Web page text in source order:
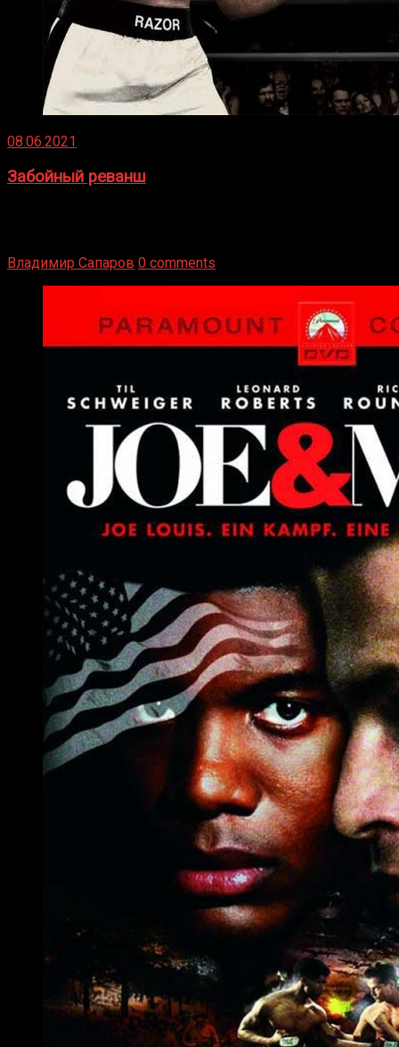
08.06.2021
Забойный реванш
Владимир Сапаров 0 comments